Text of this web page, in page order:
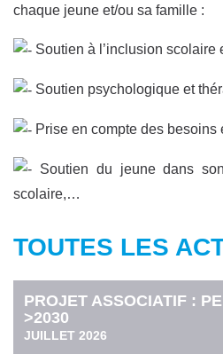
chaque jeune et/ou sa famille :
Soutien à l’inclusion scolaire
Soutien psychologique et
Prise en compte des besoins
Soutien du jeune dans
scolaire,…
TOUTES LES
PROJET ASSOCIATIF :
>2030
JUILLET 2026